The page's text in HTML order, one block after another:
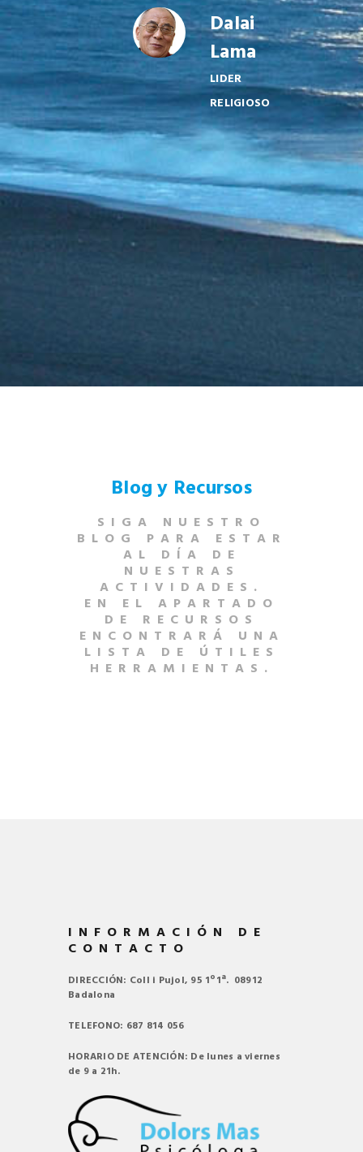
Dalai
Lama
LIDER
RELIGIOSO
Blog y Recursos
SIGA NUESTRO
BLOG PARA ESTAR
AL DÍA DE
NUESTRAS
ACTIVIDADES.
EN EL APARTADO
DE RECURSOS
ENCONTRARÁ UNA
LISTA DE ÚTILES
HERRAMIENTAS.
INFORMACIÓN DE
CONTACTO
DIRECCIÓN: Coll i Pujol, 95 1º1ª. 08912
Badalona
TELEFONO: 687 814 056
HORARIO DE ATENCIÓN: De lunes a viernes
de 9 a 21h.